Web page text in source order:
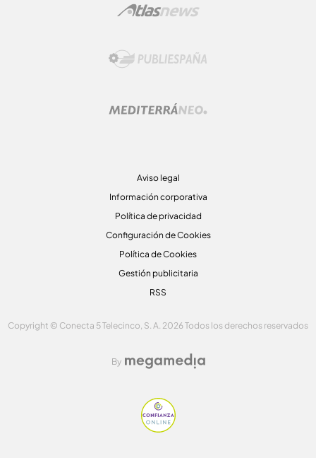
Aviso legal
Información corporativa
Política de privacidad
Configuración de Cookies
Política de Cookies
Gestión publicitaria
RSS
Copyright © Conecta 5 Telecinco, S. A. 2026 Todos los derechos reservados
By